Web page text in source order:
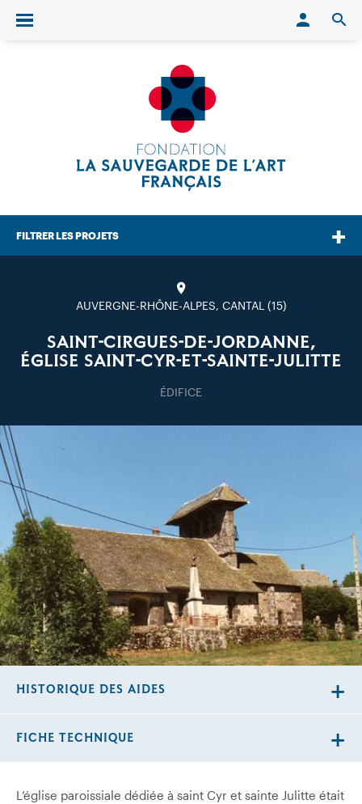
Ouvrir/fermer le menu
FILTRER LES PROJETS
AUVERGNE-RHÔNE-ALPES, CANTAL (15)
SAINT-CIRGUES-DE-JORDANNE,
ÉGLISE SAINT-CYR-ET-SAINTE-JULITTE
ÉDIFICE
L’église paroissiale dédiée à saint Cyr et sainte Julitte était
HISTORIQUE DES AIDES
FICHE TECHNIQUE